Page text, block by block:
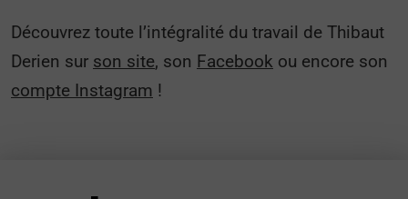
Découvrez toute l’intégralité du travail de Thibaut
Derien sur son site, son Facebook ou encore son
compte Instagram !